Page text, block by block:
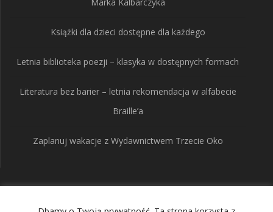
Książki dla dzieci dostępne dla każdego
Letnia biblioteka poezji – klasyka w dostępnych formach
Literatura bez barier – letnia rekomendacja w alfabecie
Braille’a
Zaplanuj wakacje z Wydawnictwem Trzecie Oko
Wydawnictwo Trzecie